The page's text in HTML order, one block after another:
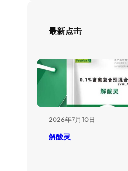
最新点击
2026年7月10日
解酸灵